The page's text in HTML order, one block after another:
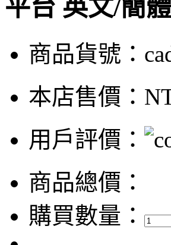
平台 英文/簡
商品貨號：
本店售價：
用戶評價：
商品總價：
購買數量：